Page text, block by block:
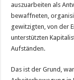
auszuarbeiten als
bewaffneten,
gewitzigten, von der
unterstützten
Aufständen.
Das ist der Grund,